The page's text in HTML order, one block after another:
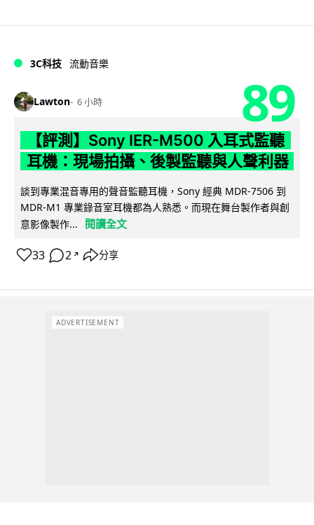
3C科技 流動音樂
Lawton 6 小時 89
【評測】Sony IER-M500 入耳式監聽
耳機：現場拍攝、後製監聽與人聲利器
談到專業混音專用的聲音監聽耳機，Sony 經典 MDR-7506 到
MDR-M1 專業錄音室耳機都為人熟悉。而現在舞台製作者與創
意影像製作...
閱讀全文
33 2 ↗ 分享
ADVERTISEMENT